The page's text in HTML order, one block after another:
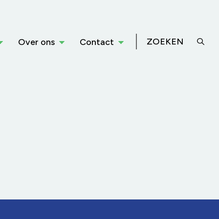
Over ons Contact ZOEKEN